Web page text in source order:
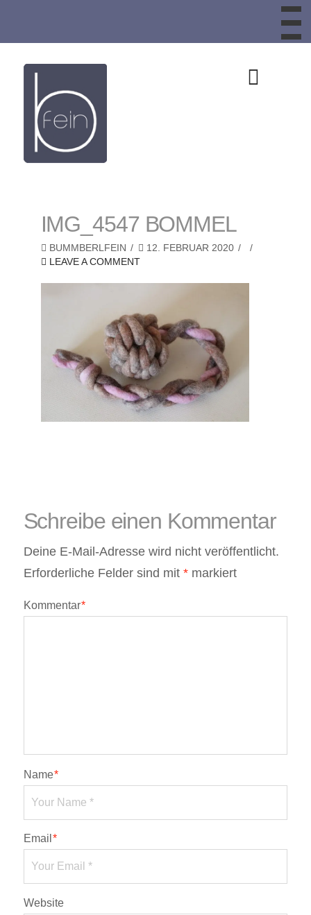
Design
aus
Schafwolle,
Bankauflagen,
Sitzkissen,
Kissen
und
Katzenkörbe,
Hundebetten
IMG_4547 BOMMEL
BUMMBERLFEIN
12. FEBRUAR 2020
LEAVE A COMMENT
Schreibe einen Kommentar
Deine E-Mail-Adresse wird nicht veröffentlicht.
Erforderliche Felder sind mit *markiert
Kommentar*
Name*
Email*
Website